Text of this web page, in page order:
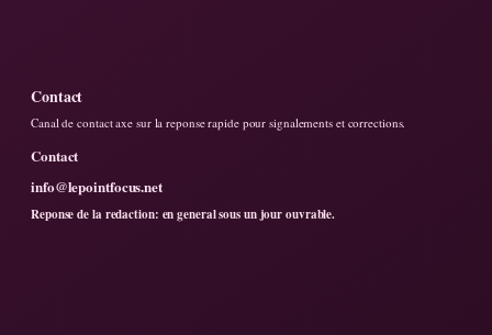
Contact
Canal de contact axe sur la reponse rapide pour signalements et corrections.
Contact
info@lepointfocus.net
Reponse de la redaction: en general sous un jour ouvrable.